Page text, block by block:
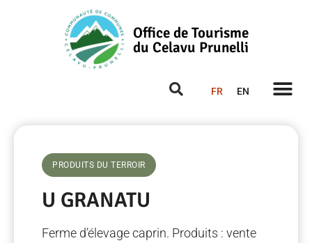
Office de Tourisme
du Celavu Prunelli
FR EN
PRODUITS DU TERROIR
U GRANATU
Ferme d’élevage caprin. Produits : vente